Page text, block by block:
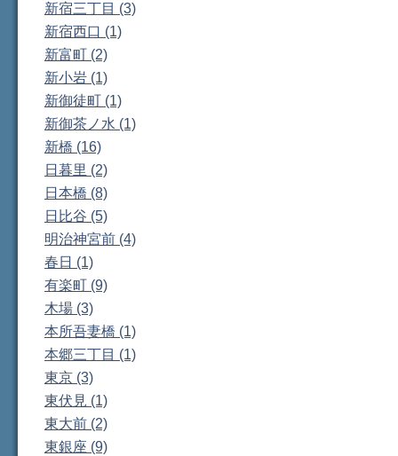
新宿三丁目 (3)
新宿西口 (1)
新富町 (2)
新小岩 (1)
新御徒町 (1)
新御茶ノ水 (1)
新橋 (16)
日暮里 (2)
日本橋 (8)
日比谷 (5)
明治神宮前 (4)
春日 (1)
有楽町 (9)
木場 (3)
本所吾妻橋 (1)
本郷三丁目 (1)
東京 (3)
東伏見 (1)
東大前 (2)
東銀座 (9)